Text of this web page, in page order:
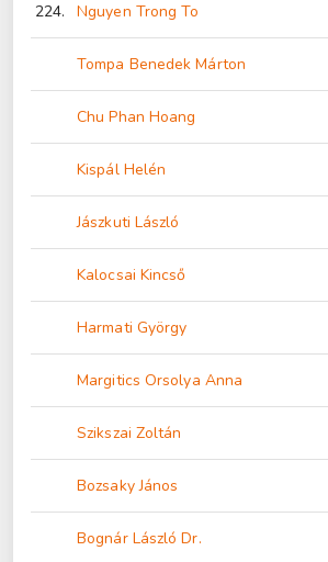
224. Nguyen Trong To
Tompa Benedek Márton
Chu Phan Hoang
Kispál Helén
Jászkuti László
Kalocsai Kincső
Harmati György
Margitics Orsolya Anna
Szikszai Zoltán
Bozsaky János
Bognár László Dr.